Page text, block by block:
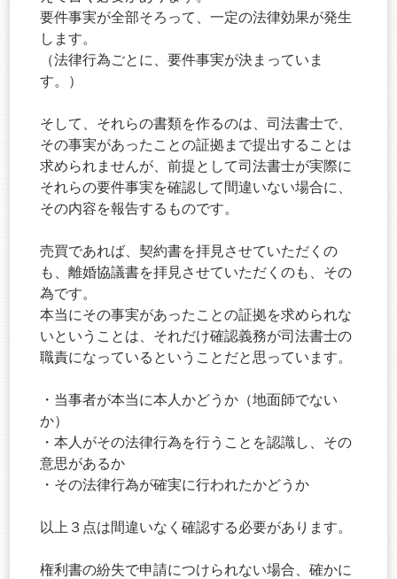
要件事実が全部そろって、一定の法律効果が発生
します。
（法律行為ごとに、要件事実が決まっていま
す。）
そして、それらの書類を作るのは、司法書士で、
その事実があったことの証拠まで提出することは
求められませんが、前提として司法書士が実際に
それらの要件事実を確認して間違いない場合に、
その内容を報告するものです。
売買であれば、契約書を拝見させていただくの
も、離婚協議書を拝見させていただくのも、その
為です。
本当にその事実があったことの証拠を求められな
いということは、それだけ確認義務が司法書士の
職責になっているということだと思っています。
・当事者が本当に本人かどうか（地面師でない
か）
・本人がその法律行為を行うことを認識し、その
意思があるか
・その法律行為が確実に行われたかどうか
以上３点は間違いなく確認する必要があります。
権利書の紛失で申請につけられない場合、確かに